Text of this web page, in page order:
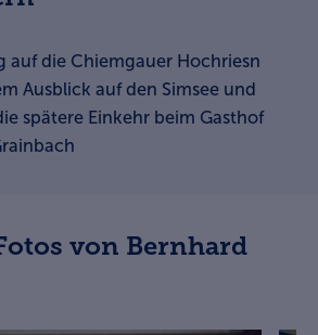
auf die Chiemgauer Hochriesn
Ausblick auf den Simsee und
spätere Einkehr beim Gasthof
von Bernhard